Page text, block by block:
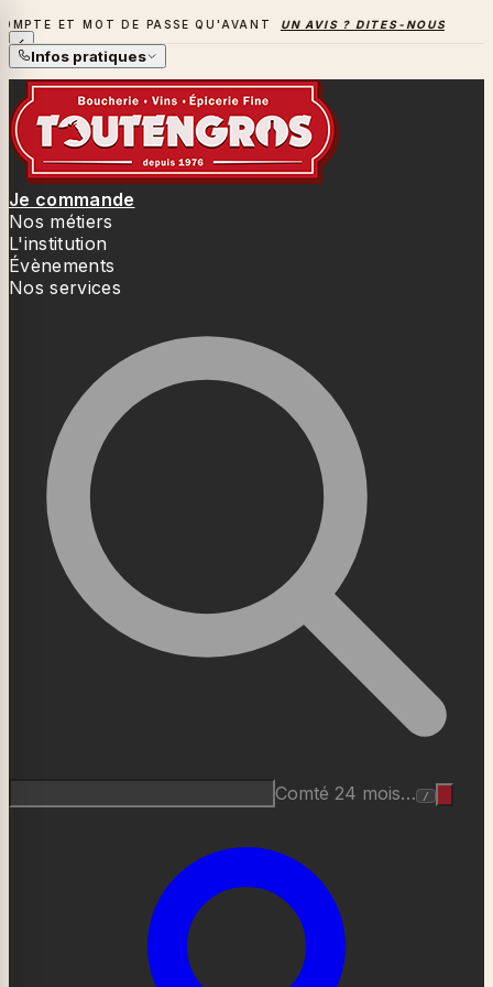
MOT DE PASSE QU'AVANT UN AVIS ? DITES-NOUS TOUT →
LA SAISON DES BARBECUES BAT SON PLEIN
Infos pratiques
Je commande
Nos métiers
L'institution
Évènements
Nos services
Comté 24 mois… /